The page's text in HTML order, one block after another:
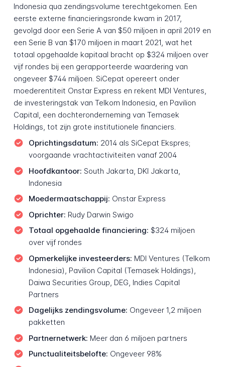
Indonesia qua zendingsvolume terechtgekomen. Een
eerste externe financieringsronde kwam in 2017,
gevolgd door een Serie A van $50 miljoen in april 2019 en
een Serie B van $170 miljoen in maart 2021, wat het
totaal opgehaalde kapitaal bracht op $324 miljoen over
vijf rondes bij een gerapporteerde waardering van
ongeveer $744 miljoen. SiCepat opereert onder
moederentiteit Onstar Express en rekent MDI Ventures,
de investeringstak van Telkom Indonesia, en Pavilion
Capital, een dochteronderneming van Temasek
Holdings, tot zijn grote institutionele financiers.
Oprichtingsdatum: 2014 als SiCepat Ekspres;
voorgaande vrachtactiviteiten vanaf 2004
Hoofdkantoor: South Jakarta, DKI Jakarta,
Indonesia
Moedermaatschappij: Onstar Express
Oprichter: Rudy Darwin Swigo
Totaal opgehaalde financiering: $324 miljoen
over vijf rondes
Opmerkelijke investeerders: MDI Ventures (Telkom
Indonesia), Pavilion Capital (Temasek Holdings),
Daiwa Securities Group, DEG, Indies Capital
Partners
Dagelijks zendingsvolume: Ongeveer 1,2 miljoen
pakketten
Partnernetwerk: Meer dan 6 miljoen partners
Punctualiteitsbelofte: Ongeveer 98%